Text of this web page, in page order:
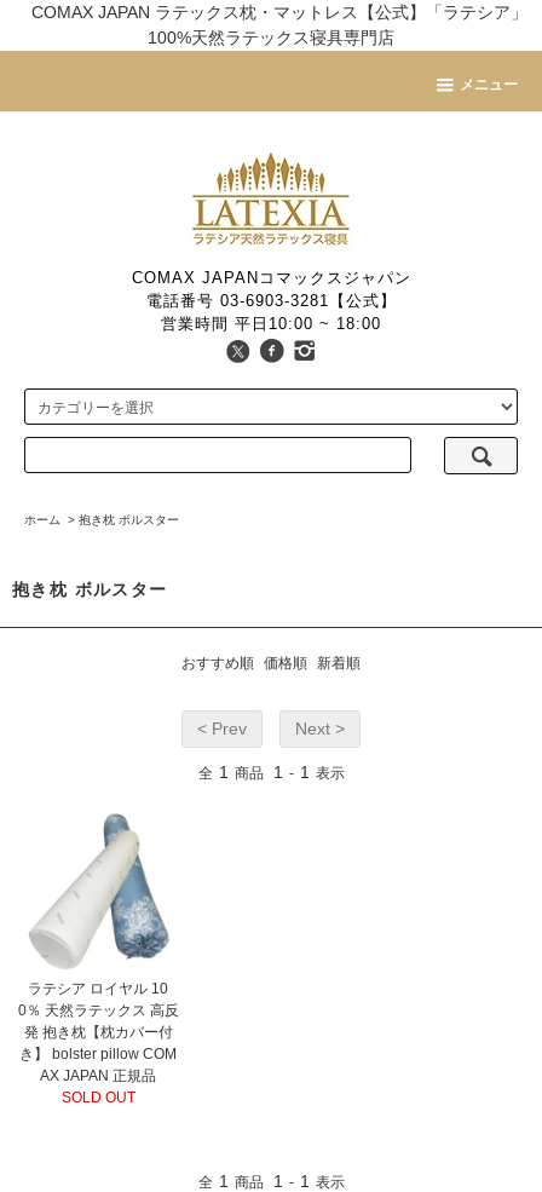
COMAX JAPAN ラテックス枕・マットレス【公式】「ラテシア」
100%天然ラテックス寝具専門店
メニュー
COMAX JAPANコマックスジャパン
電話番号 03-6903-3281【公式】
営業時間 平日10:00 ~ 18:00
ホーム > 抱き枕 ボルスター
抱き枕 ボルスター
おすすめ順 価格順 新着順
< Prev Next >
全 1 商品 1 - 1 表示
ラテシア ロイヤル 10
0％ 天然ラテックス 高反
発 抱き枕【枕カバー付
き】 bolster pillow COM
AX JAPAN 正規品
SOLD OUT
全 1 商品 1 - 1 表示